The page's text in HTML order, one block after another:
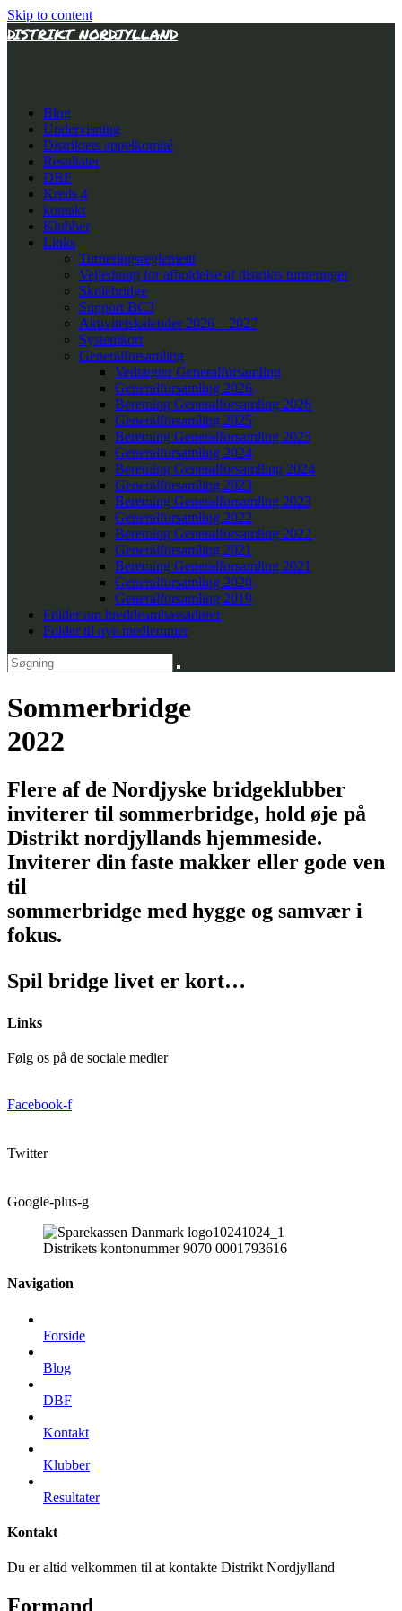
Skip to content
DISTRIKT NORDJYLLAND
Blog
Undervisning
Distriktets appelkomité
Resultater
DBF
Kreds 4
kontakt
Klubber
Links
Turneringsreglement
Vejledning for afholdelse af distrikts turneringer
Skolebridge
Support BC3
Aktivitetskalender 2026 – 2027
Systemkort
Generalforsamling
Vedtægter Generalforsamling
Generalforsamling 2026
Beretning Generalforsamling 2026
Generalforsamling 2025
Beretning Generalforsamling 2025
Generalforsamling 2024
Beretning Generalforsamlling 2024
Generalforsamling 2023
Beretning Generalforsamling 2023
Generalforsamling 2022
Beretning Generalforsamling 2022
Generalforsamling 2021
Beretning Generalforsamling 2021
Generalforsamling 2020
Generalforsamling 2019
Folder om breddeambassadører
Folder til nye medlemmer
Sommerbridge
2022
Flere af de Nordjyske bridgeklubber
inviterer til sommerbridge, hold øje på
Distrikt nordjyllands hjemmeside.
Inviterer din faste makker eller gode ven
til
sommerbridge med hygge og samvær i
fokus.
Spil bridge livet er kort…
Links
Følg os på de sociale medier
Facebook-f
Twitter
Google-plus-g
Distrikets kontonummer 9070 0001793616
Navigation
Forside
Blog
DBF
Kontakt
Klubber
Resultater
Kontakt
Du er altid velkommen til at kontakte Distrikt Nordjylland
Formand